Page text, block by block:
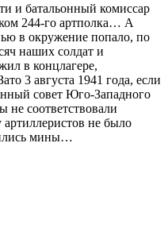
и батальонный комиссар
244-го артполка… А
в окружение попало, по
наших солдат и
в концлагере,
3 августа 1941 года, если
совет Юго-Западного
не соответствовали
не было
мины…